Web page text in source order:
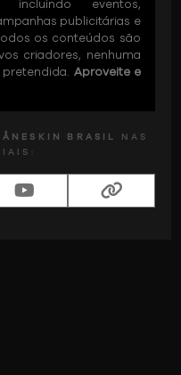
incluindo eventos,
publicitárias e
os conteúdos são
criadores, nenhuma
Aproveite e
BRASIL
NAS